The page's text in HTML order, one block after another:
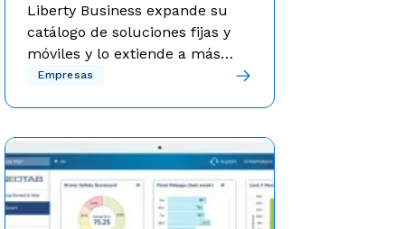
Liberty Business expande su
catálogo de soluciones fijas y
móviles y lo extiende a más
segmentos de negocios en la
Bajo el eslogan “contigo siempre”,
fijas y móviles, soluciones y apoyo que
negocio.
Empresas